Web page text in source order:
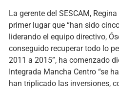
La gerente del SESCAM,
primer lugar que “han sido
liderando el equipo directivo,
conseguido recuperar todo lo
2011 a 2015”, ha comenzado
Integrada Mancha Centro “se
han triplicado las inversiones,